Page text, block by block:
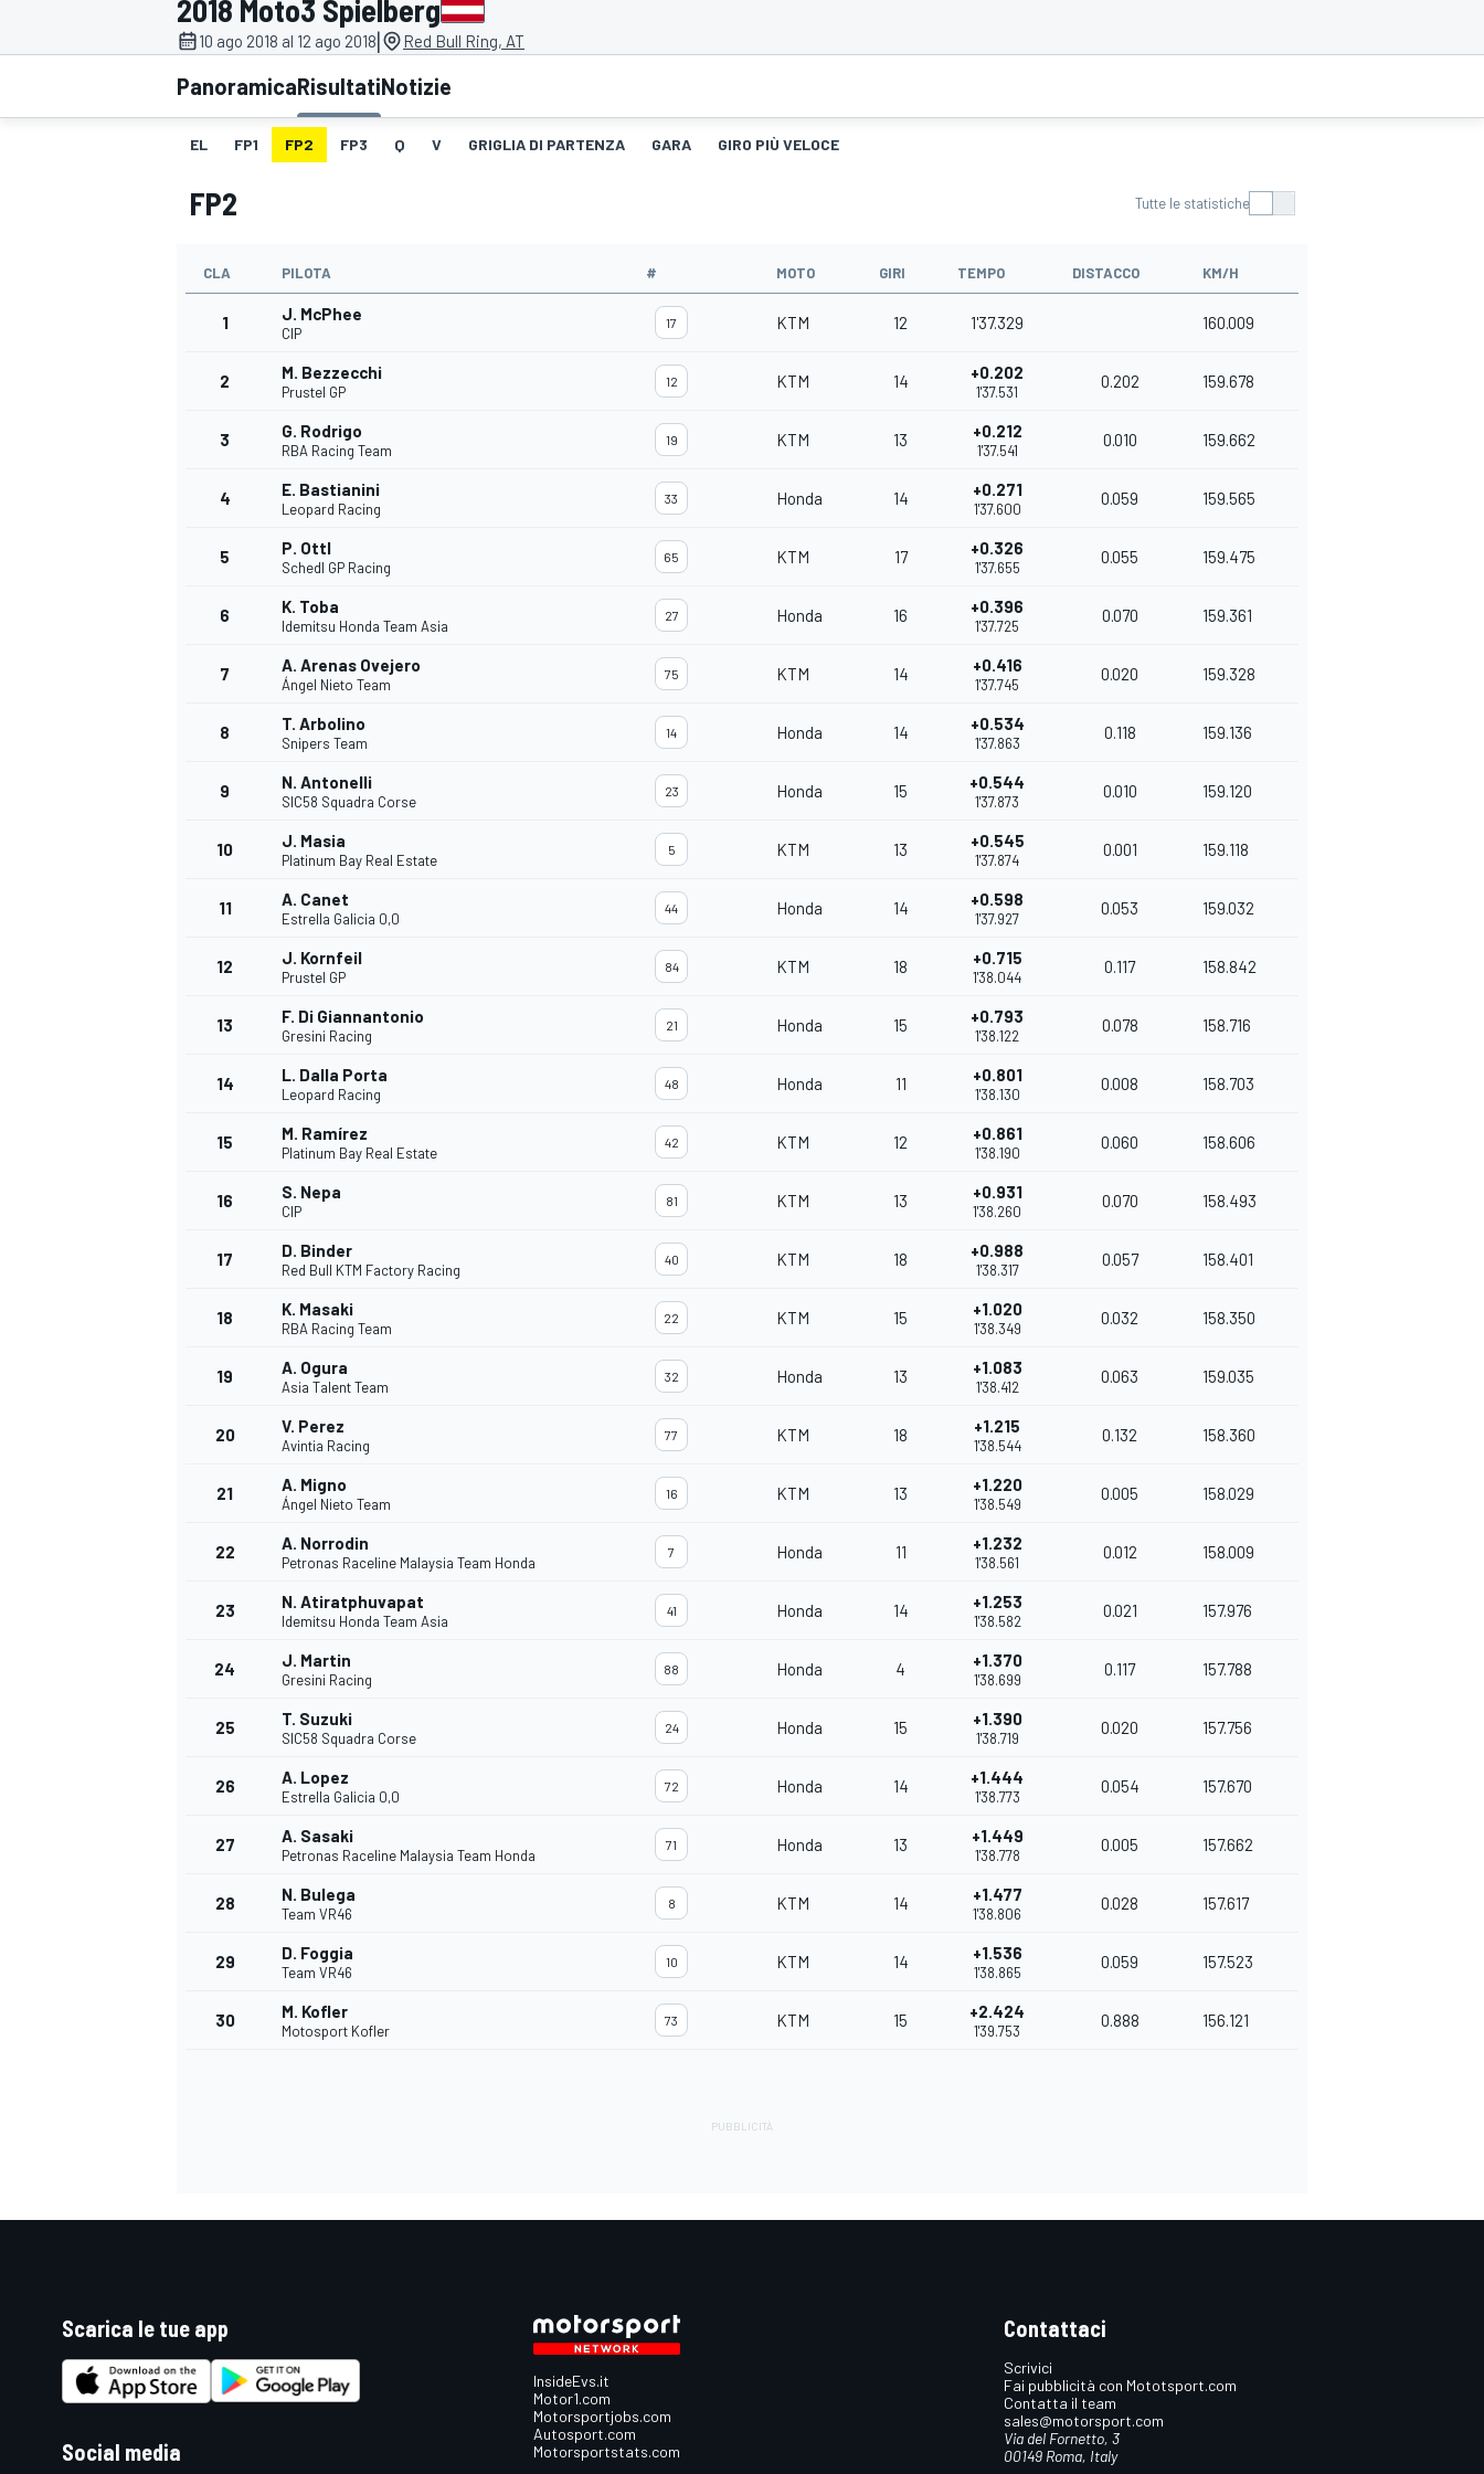
MOTOGP WEC
WRC
MONOPOSTO
MONOMARCA
2018 Moto3 Spielberg
10 ago 2018 al 12 ago 2018| Red Bull Ring, AT
PanoramicaRisultatiNotizie
EL FP1 FP2 FP3 Q V GRIGLIA DI PARTENZA GARA GIRO PIÙ VELOCE
FP2 Tutte le statistiche
CLA PILOTA # MOTO GIRI TEMPO DISTACCO KM/H
1 J. McPhee
CIP
17 KTM 12 1'37.329 160.009
2 M. Bezzecchi
Prustel GP
12 KTM 14 +0.202
1'37.531
0.202 159.678
3 G. Rodrigo
RBA Racing Team
19 KTM 13 +0.212
1'37.541
0.010 159.662
4 E. Bastianini
Leopard Racing
33 Honda 14 +0.271
1'37.600
0.059 159.565
5 P. Ottl
Schedl GP Racing
65 KTM 17 +0.326
1'37.655
0.055 159.475
6 K. Toba
Idemitsu Honda Team Asia
27 Honda 16 +0.396
1'37.725
0.070 159.361
7 A. Arenas Ovejero
Ángel Nieto Team
75 KTM 14 +0.416
1'37.745
0.020 159.328
8 T. Arbolino
Snipers Team
14 Honda 14 +0.534
1'37.863
0.118 159.136
9 N. Antonelli
SIC58 Squadra Corse
23 Honda 15 +0.544
1'37.873
0.010 159.120
10 J. Masia
Platinum Bay Real Estate
5 KTM 13 +0.545
1'37.874
0.001 159.118
11 A. Canet
Estrella Galicia 0,0
44 Honda 14 +0.598
1'37.927
0.053 159.032
12 J. Kornfeil
Prustel GP
84 KTM 18 +0.715
1'38.044
0.117 158.842
13 F. Di Giannantonio
Gresini Racing
21 Honda 15 +0.793
1'38.122
0.078 158.716
14 L. Dalla Porta
Leopard Racing
48 Honda 11 +0.801
1'38.130
0.008 158.703
15 M. Ramírez
Platinum Bay Real Estate
42 KTM 12 +0.861
1'38.190
0.060 158.606
16 S. Nepa
CIP
81 KTM 13 +0.931
1'38.260
0.070 158.493
17 D. Binder
Red Bull KTM Factory Racing
40 KTM 18 +0.988
1'38.317
0.057 158.401
18 K. Masaki
RBA Racing Team
22 KTM 15 +1.020
1'38.349
0.032 158.350
19 A. Ogura
Asia Talent Team
32 Honda 13 +1.083
1'38.412
0.063 159.035
20 V. Perez
Avintia Racing
77 KTM 18 +1.215
1'38.544
0.132 158.360
21 A. Migno
Ángel Nieto Team
16 KTM 13 +1.220
1'38.549
0.005 158.029
22 A. Norrodin
Petronas Raceline Malaysia Team Honda
7 Honda 11 +1.232
1'38.561
0.012 158.009
23 N. Atiratphuvapat
Idemitsu Honda Team Asia
41 Honda 14 +1.253
1'38.582
0.021 157.976
24 J. Martin
Gresini Racing
88 Honda 4 +1.370
1'38.699
0.117 157.788
25 T. Suzuki
SIC58 Squadra Corse
24 Honda 15 +1.390
1'38.719
0.020 157.756
26 A. Lopez
Estrella Galicia 0,0
72 Honda 14 +1.444
1'38.773
0.054 157.670
27 A. Sasaki
Petronas Raceline Malaysia Team Honda
71 Honda 13 +1.449
1'38.778
0.005 157.662
28 N. Bulega
Team VR46
8 KTM 14 +1.477
1'38.806
0.028 157.617
29 D. Foggia
Team VR46
10 KTM 14 +1.536
1'38.865
0.059 157.523
30 M. Kofler
Motosport Kofler
73 KTM 15 +2.424
1'39.753
0.888 156.121
Scarica le tue app
Social media
InsideEvs.it
Motor1.com
Motorsportjobs.com
Autosport.com
Motorsportstats.com
Contattaci
Scrivici
Fai pubblicità con Mototsport.com
Contatta il team
sales@motorsport.com
Via del Fornetto, 3
00149 Roma, Italy